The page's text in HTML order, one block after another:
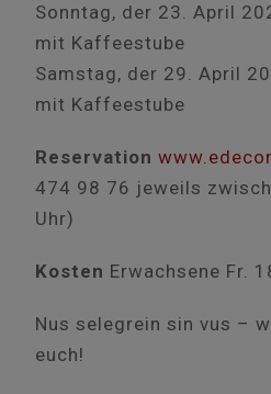
Sonntag, der 23. April
mit Kaffeestube
Samstag, der 29. April
mit Kaffeestube
Reservation
474 98 76 jeweils
Uhr)
Kosten Erwachsene Fr.
Nus selegrein sin vus –
euch!